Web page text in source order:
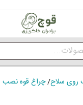
روی سلاح/چراغ قوه نصب